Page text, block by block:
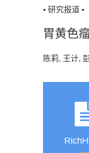
• 研究报道 •
胃黄色
陈莉, 王计,